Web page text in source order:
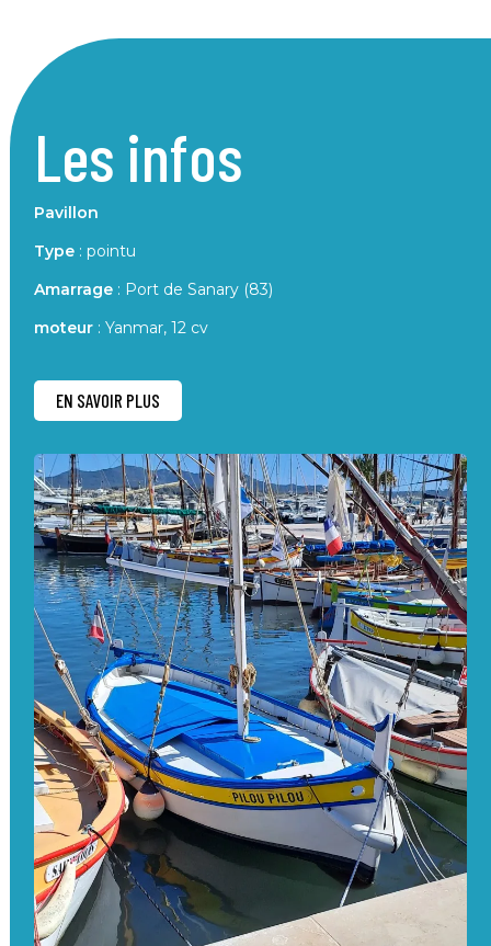
Les infos
Pavillon
Type : pointu
Amarrage : Port de Sanary (83)
moteur : Yanmar, 12 cv
EN SAVOIR PLUS